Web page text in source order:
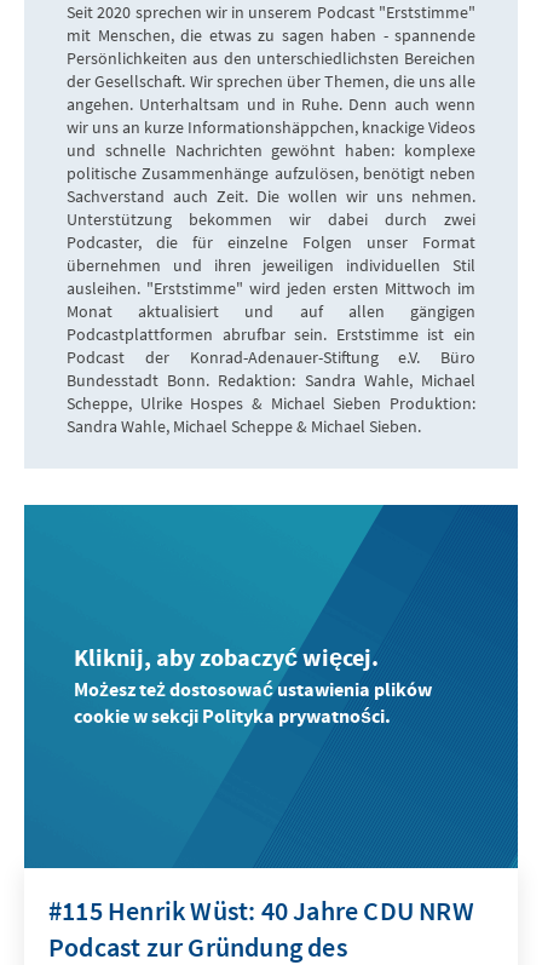
Seit 2020 sprechen wir in unserem Podcast "Erststimme"
mit Menschen, die etwas zu sagen haben - spannende
Persönlichkeiten aus den unterschiedlichsten Bereichen
der Gesellschaft. Wir sprechen über Themen, die uns alle
angehen. Unterhaltsam und in Ruhe. Denn auch wenn
wir uns an kurze Informationshäppchen, knackige Videos
und schnelle Nachrichten gewöhnt haben: komplexe
politische Zusammenhänge aufzulösen, benötigt neben
Sachverstand auch Zeit. Die wollen wir uns nehmen.
Unterstützung bekommen wir dabei durch zwei
Podcaster, die für einzelne Folgen unser Format
übernehmen und ihren jeweiligen individuellen Stil
ausleihen. "Erststimme" wird jeden ersten Mittwoch im
Monat aktualisiert und auf allen gängigen
Podcastplattformen abrufbar sein. Erststimme ist ein
Podcast der Konrad-Adenauer-Stiftung e.V. Büro
Bundesstadt Bonn. Redaktion: Sandra Wahle, Michael
Scheppe, Ulrike Hospes & Michael Sieben Produktion:
Sandra Wahle, Michael Scheppe & Michael Sieben.
Kliknij, aby zobaczyć więcej.
Możesz też dostosować ustawienia plików
cookie w sekcji Polityka prywatności.
#115 Henrik Wüst: 40 Jahre CDU NRW
Podcast zur Gründung des